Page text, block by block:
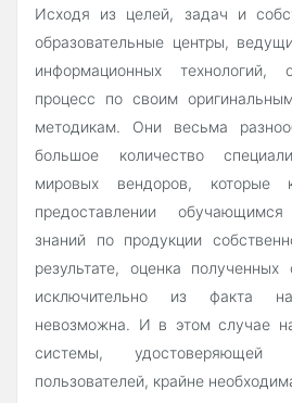
Исходя из целей, задач и
образовательные центры,
информационных технологий,
процесс по своим
методикам. Они весьма
большое количество
мировых вендоров, которые
предоставлении
знаний по продукции
результате, оценка
исключительно из факта
невозможна. И в этом случае
системы, удостоверяющей
пользователей, крайне